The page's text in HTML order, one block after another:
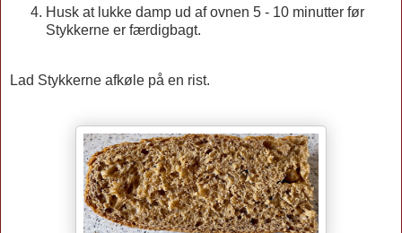
Husk at lukke damp ud af ovnen 5 - 10 minutter før
Stykkerne er færdigbagt.
Lad Stykkerne afkøle på en rist.